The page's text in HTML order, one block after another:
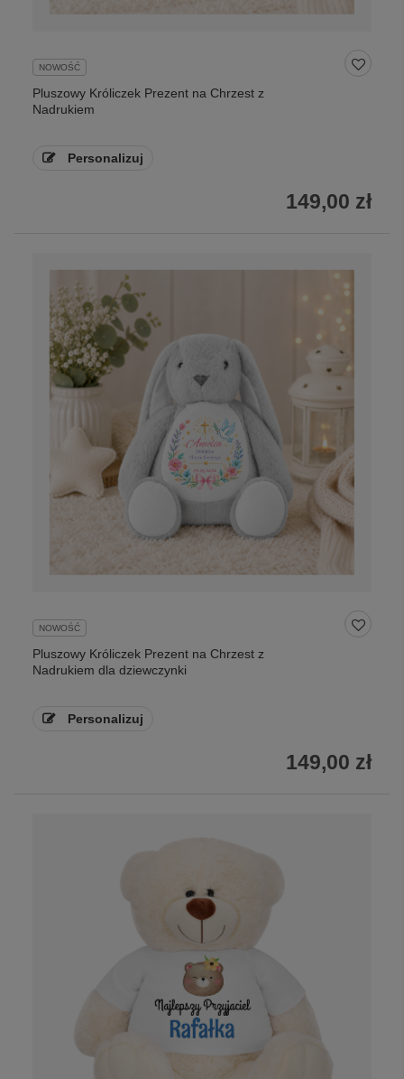
NOWOŚĆ
Pluszowy Króliczek Prezent na Chrzest z
Nadrukiem
Personalizuj
149,00 zł
NOWOŚĆ
Pluszowy Króliczek Prezent na Chrzest z
Nadrukiem dla dziewczynki
Personalizuj
149,00 zł